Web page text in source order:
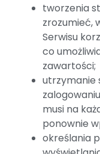
tworzenia
zrozumieć,
Serwisu
co
zawartości;
utrzymanie
musi na
ponownie
określania